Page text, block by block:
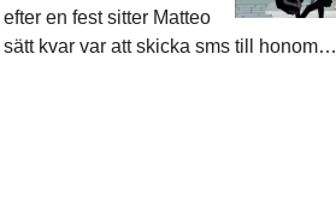
en fest sitter Matteo
kvar var att skicka sms till honom…